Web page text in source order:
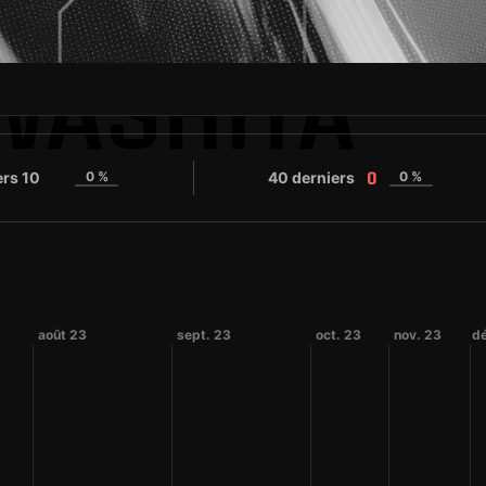
10 0 % 40 derniers 0 0 %
août 23 sept. 23 oct. 23 nov. 23